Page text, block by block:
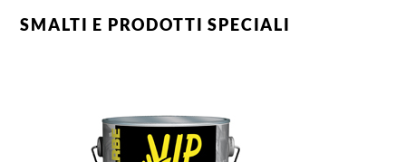
SMALTI E PRODOTTI SPECIALI